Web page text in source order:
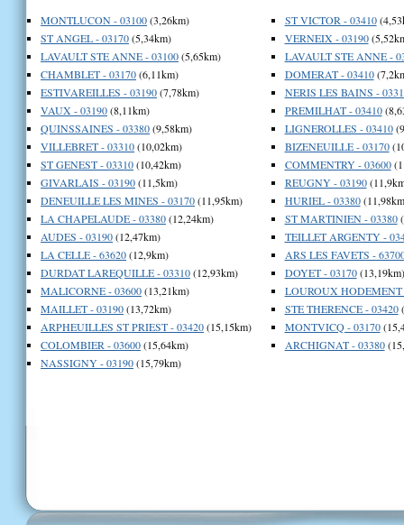
MONTLUCON - 03100(3,26km)
ST ANGEL - 03170(5,34km)
LAVAULT STE ANNE - 03100(5,65km)
CHAMBLET - 03170(6,11km)
ESTIVAREILLES - 03190(7,78km)
VAUX - 03190(8,11km)
QUINSSAINES - 03380(9,58km)
VILLEBRET - 03310(10,02km)
ST GENEST - 03310(10,42km)
GIVARLAIS - 03190(11,5km)
DENEUILLE LES MINES - 03170(11,95km)
LA CHAPELAUDE - 03380(12,24km)
AUDES - 03190(12,47km)
LA CELLE - 63620(12,9km)
DURDAT LAREQUILLE - 03310(12,93km)
MALICORNE - 03600(13,21km)
MAILLET - 03190(13,72km)
ARPHEUILLES ST PRIEST - 03420(15,15km)
COLOMBIER - 03600(15,64km)
NASSIGNY - 03190(15,79km)
ST VICTOR - 03410
VERNEIX - 03190
LAVAULT STE ANNE -
DOMERAT - 03410
NERIS LES BAINS -
PREMILHAT - 03410
LIGNEROLLES - 03410
BIZENEUILLE - 03170
COMMENTRY - 03600
REUGNY - 03190
HURIEL - 03380
ST MARTINIEN - 03380
TEILLET ARGENTY -
ARS LES FAVETS -
DOYET - 03170(13,19km)
LOUROUX HODEMENT
STE THERENCE - 03420
MONTVICQ - 03170
ARCHIGNAT - 03380